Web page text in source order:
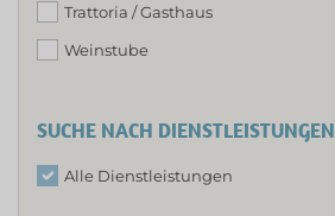
Trattoria / Gasthaus
Weinstube
SUCHE NACH DIENSTLEISTUNGEN
Alle Dienstleistungen